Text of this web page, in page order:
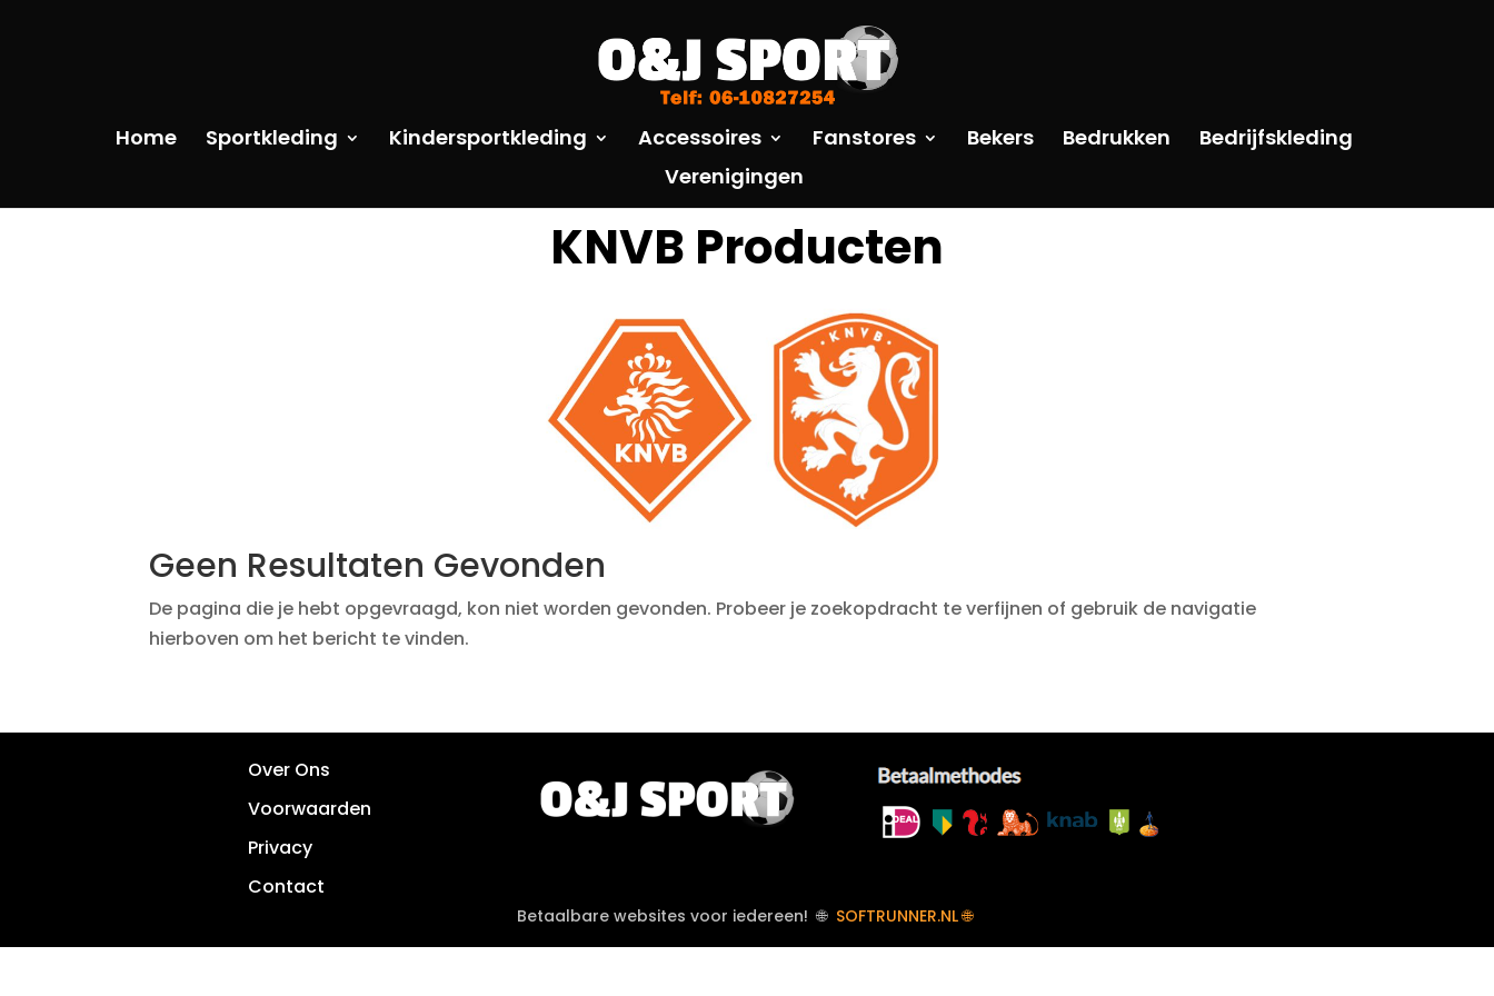
Home Sportkleding Kindersportkleding Accessoires Fanstores Bekers Bedrukken
Bedrijfskleding
Verenigingen
KNVB Producten
Geen Resultaten Gevonden
De pagina die je hebt opgevraagd, kon niet worden gevonden. Probeer je zoekopdracht te verfijnen of gebruik de navigatie
hierboven om het bericht te vinden.
Over Ons
Voorwaarden
Privacy
Contact
Betaalbare websites voor iedereen! 🌐 SOFTRUNNER.NL 🌐